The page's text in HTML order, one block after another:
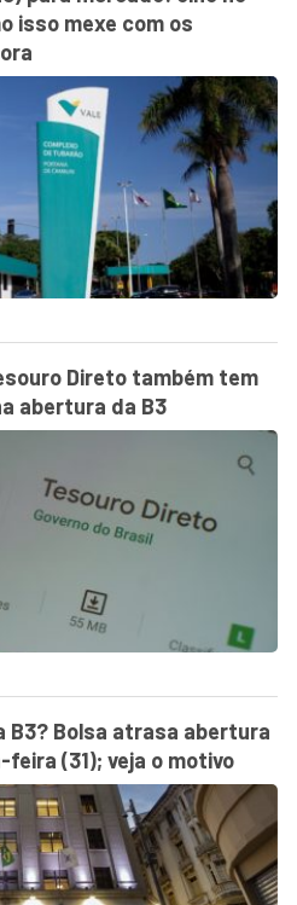
isso mexe com os
Direto também tem
abertura da B3
B3? Bolsa atrasa abertura
(31); veja o motivo